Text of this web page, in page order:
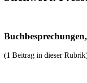
(1 Beitrag in dieser